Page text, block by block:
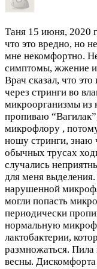
Таня 15 июня, 2020
что это вредно, но
мне некомфортно.
симптомы, жжение и
Врач сказал, что
через стринги во
микроорганизмы из
пропиваю
микрофлору ,
ношу стринги, знаю
обычных трусах
случались
для меня выделения.
нарушенной
могли попасть
периодически
нормальную
лактобактерии,
размножаться. Пила
весны. Дискомфорта